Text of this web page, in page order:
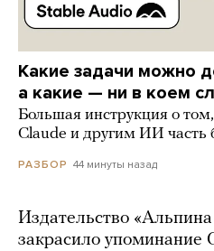
Какие задачи можно
а какие — ни в коем
Большая инструкция о
Claude и другим ИИ часть
РАЗБОР 44 минуты назад
Издательство
закрасило упоминание